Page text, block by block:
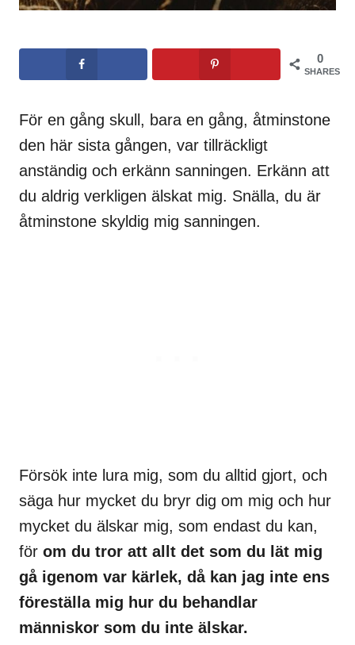
0
SHARES
För en gång skull, bara en gång, åtminstone
den här sista gången, var tillräckligt
anständig och erkänn sanningen. Erkänn att
du aldrig verkligen älskat mig. Snälla, du är
åtminstone skyldig mig sanningen.
Försök inte lura mig, som du alltid gjort, och
säga hur mycket du bryr dig om mig och hur
mycket du älskar mig, som endast du kan,
för om du tror att allt det som du lät mig
gå igenom var kärlek, då kan jag inte ens
föreställa mig hur du behandlar
människor som du inte älskar.